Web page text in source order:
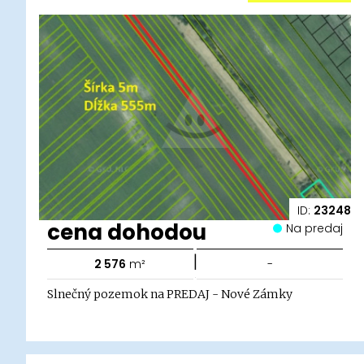
ID: 23248
cena dohodou Na predaj
2 576 m² | -
Slnečný pozemok na PREDAJ - Nové Zámky